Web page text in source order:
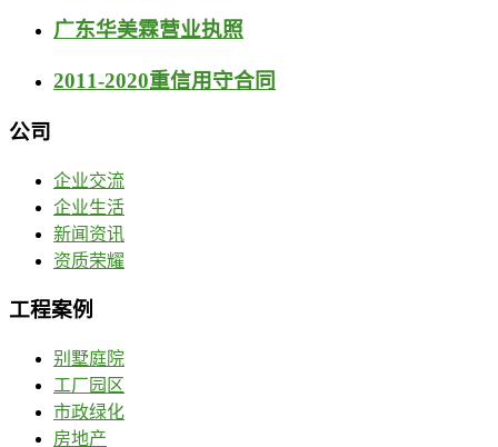
广东华美霖营业执照
2011-2020重信用守合同
公司
企业交流
企业生活
新闻资讯
资质荣耀
工程案例
别墅庭院
工厂园区
市政绿化
房地产